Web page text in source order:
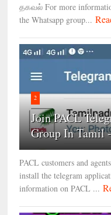
தகவல் For more
the Whatsapp group...
2
Join PACL
Group In Tamil
PACL customers and
install the telegram
information on PACL ...